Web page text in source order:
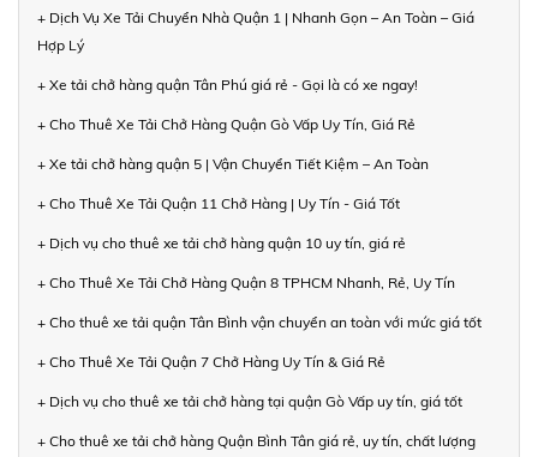
+ Dịch Vụ Xe Tải Chuyển Nhà Quận 1 | Nhanh Gọn – An Toàn – Giá
Hợp Lý
+ Xe tải chở hàng quận Tân Phú giá rẻ - Gọi là có xe ngay!
+ Cho Thuê Xe Tải Chở Hàng Quận Gò Vấp Uy Tín, Giá Rẻ
+ Xe tải chở hàng quận 5 | Vận Chuyển Tiết Kiệm – An Toàn
+ Cho Thuê Xe Tải Quận 11 Chở Hàng | Uy Tín - Giá Tốt
+ Dịch vụ cho thuê xe tải chở hàng quận 10 uy tín, giá rẻ
+ Cho Thuê Xe Tải Chở Hàng Quận 8 TPHCM Nhanh, Rẻ, Uy Tín
+ Cho thuê xe tải quận Tân Bình vận chuyển an toàn với mức giá tốt
+ Cho Thuê Xe Tải Quận 7 Chở Hàng Uy Tín & Giá Rẻ
+ Dịch vụ cho thuê xe tải chở hàng tại quận Gò Vấp uy tín, giá tốt
+ Cho thuê xe tải chở hàng Quận Bình Tân giá rẻ, uy tín, chất lượng